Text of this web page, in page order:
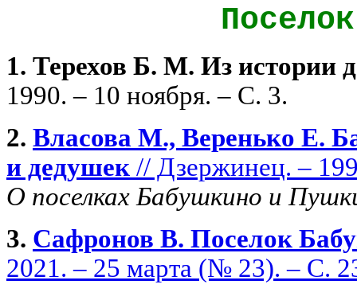
1. Терехов Б. М. Из истории
1990. – 10 ноября. – С. 3.
2. Власова М., Веренько Е.
и дедушек // Дзержинец. –
О поселках Бабушкино и
3. Сафронов В. Поселок
2021. – 25 марта (№ 23). – С.